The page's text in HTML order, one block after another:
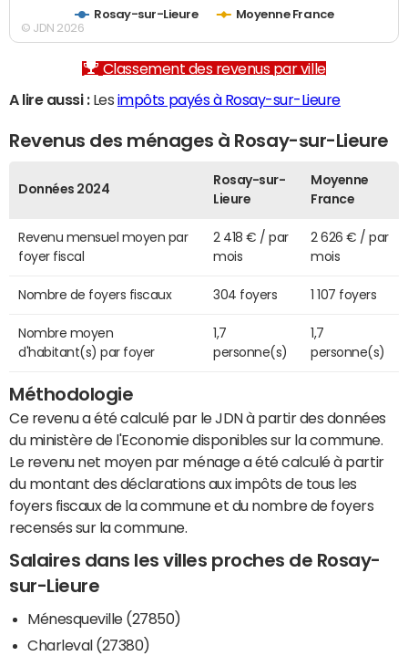
Rosay-sur-Lieure Moyenne France
© JDN 2026
Classement des revenus par ville
A lire aussi :Les impôts payés à Rosay-sur-Lieure
Revenus des ménages à Rosay-sur-Lieure
Données 2024
Rosay-sur-
Lieure
Moyenne
France
Revenu mensuel moyen par
foyer fiscal
2 418 € / par
mois
2 626 € / par
mois
Nombre de foyers fiscaux 304 foyers 1 107 foyers
Nombre moyen
d'habitant(s) par foyer
1,7
personne(s)
1,7
personne(s)
Méthodologie
Ce revenu a été calculé par le JDN à partir des données
du ministère de l'Economie disponibles sur la commune.
Le revenu net moyen par ménage a été calculé à partir
du montant des déclarations aux impôts de tous les
foyers fiscaux de la commune et du nombre de foyers
recensés sur la commune.
Salaires dans les villes proches de Rosay-
sur-Lieure
Ménesqueville (27850)
Charleval (27380)